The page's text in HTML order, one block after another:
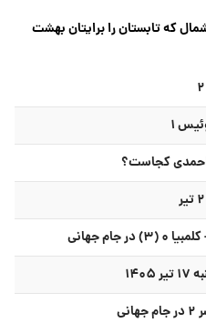
که تابستان را برایتان بهشت
احمدی کجاست؟